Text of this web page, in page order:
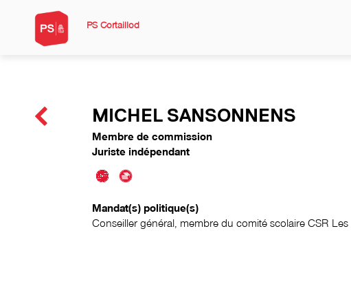
PS Cortaillod
MICHEL SANSONNENS
Membre de commission
Juriste indépendant
Mandat(s) politique(s)
Conseiller général, membre du comité scolaire CSR